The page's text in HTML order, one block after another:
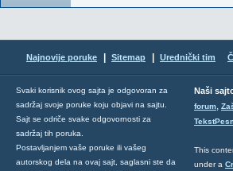
Najnovije poruke Sitemap Urednički tim
Svaki korisnik ovog sajta je odgovoran za
sadržaj svoje poruke koju objavi na sajtu.
Sajt se odriče svake odgovornosti za
sadržaj tih poruka.
Postavljanjem vaše poruke ili vašeg
autorskog dela na ovaj sajt, saglasni ste da
Naši
forum,
This
under a